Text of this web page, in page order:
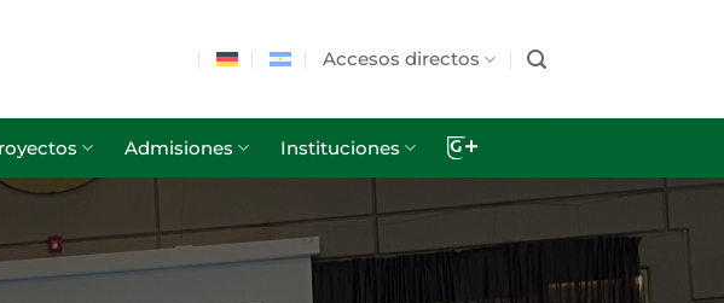
Accesos directos
Admisiones Instituciones